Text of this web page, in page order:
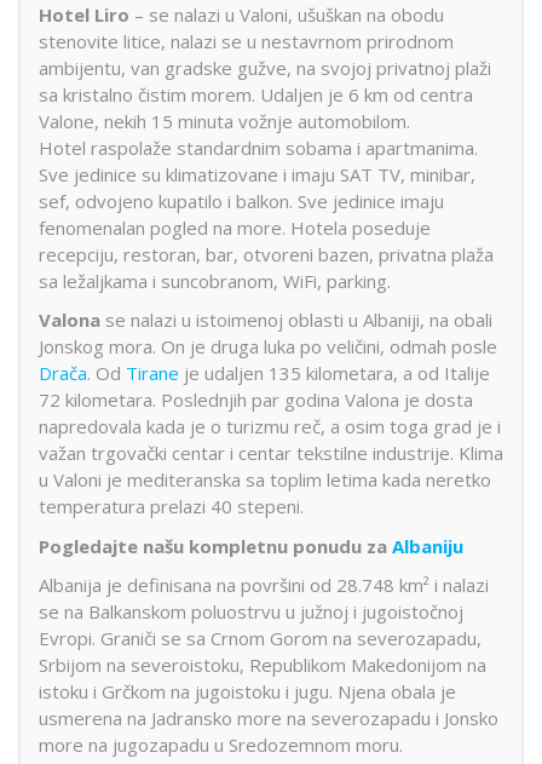
Hotel Liro – se nalazi u Valoni, ušuškan na obodu
stenovite litice, nalazi se u nestavrnom prirodnom
ambijentu, van gradske gužve, na svojoj privatnoj plaži
sa kristalno čistim morem. Udaljen je 6 km od centra
Valone, nekih 15 minuta vožnje automobilom.
Hotel raspolaže standardnim sobama i apartmanima.
Sve jedinice su klimatizovane i imaju SAT TV, minibar,
sef, odvojeno kupatilo i balkon. Sve jedinice imaju
fenomenalan pogled na more. Hotela poseduje
recepciju, restoran, bar, otvoreni bazen, privatna plaža
sa ležaljkama i suncobranom, WiFi, parking.
Valona se nalazi u istoimenoj oblasti u Albaniji, na obali
Jonskog mora. On je druga luka po veličini, odmah posle
Drača. Od Tirane je udaljen 135 kilometara, a od Italije
72 kilometara. Poslednjih par godina Valona je dosta
napredovala kada je o turizmu reč, a osim toga grad je i
važan trgovački centar i centar tekstilne industrije. Klima
u Valoni je mediteranska sa toplim letima kada neretko
temperatura prelazi 40 stepeni.
Pogledajte našu kompletnu ponudu za Albaniju
Albanija je definisana na površini od 28.748 km² i nalazi
se na Balkanskom poluostrvu u južnoj i jugoistočnoj
Evropi. Graniči se sa Crnom Gorom na severozapadu,
Srbijom na severoistoku, Republikom Makedonijom na
istoku i Grčkom na jugoistoku i jugu. Njena obala je
usmerena na Jadransko more na severozapadu i Jonsko
more na jugozapadu u Sredozemnom moru.